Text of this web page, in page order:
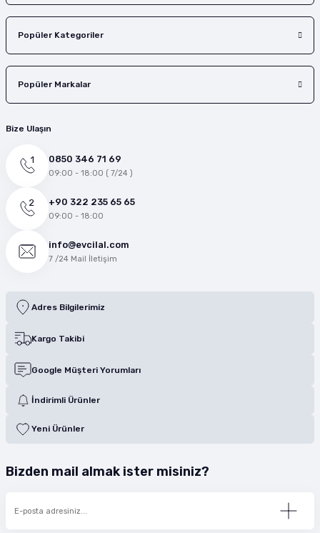
Popüler Kategoriler
Popüler Markalar
Bize Ulaşın
0850 346 71 69
09:00 - 18:00 ( 7/24 )
+90 322 235 65 65
09:00 - 18:00
info@evcilal.com
7 /24 Mail İletişim
Adres Bilgilerimiz
Kargo Takibi
Google Müşteri Yorumları
İndirimli Ürünler
Yeni Ürünler
Bizden mail almak ister misiniz?